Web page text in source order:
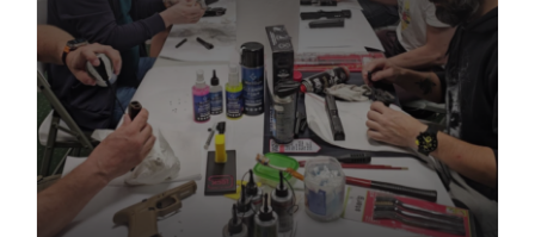
BOOK / SZCZEGÓŁY